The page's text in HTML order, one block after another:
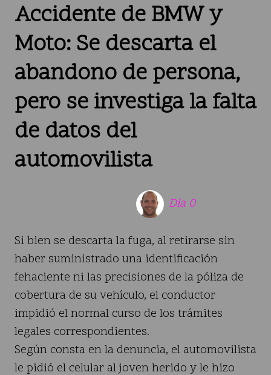
Accidente de BMW y
Moto: Se descarta el
abandono de persona,
pero se investiga la falta
de datos del
automovilista
Si bien se descarta la fuga, al retirarse sin
haber suministrado una identificación
fehaciente ni las precisiones de la póliza de
cobertura de su vehículo, el conductor
impidió el normal curso de los trámites
legales correspondientes.
Según consta en la denuncia, el automovilista
le pidió el celular al joven herido y le hizo
Día 0